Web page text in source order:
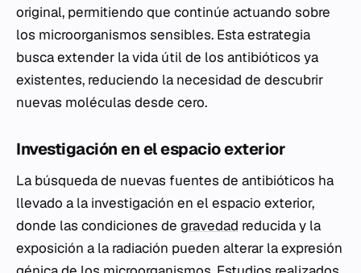
original, permitiendo que continúe actuando sobre
los microorganismos sensibles. Esta estrategia
busca extender la vida útil de los antibióticos ya
existentes, reduciendo la necesidad de descubrir
nuevas moléculas desde cero.
Investigación en el espacio exterior
La búsqueda de nuevas fuentes de antibióticos ha
llevado a la investigación en el espacio exterior,
donde las condiciones de gravedad reducida y la
exposición a la radiación pueden alterar la expresión